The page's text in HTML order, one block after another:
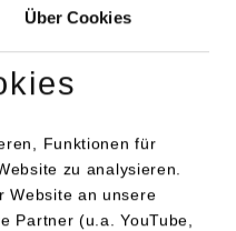
Über Cookies
Funktionen für
zu analysieren.
Website an unsere
Partner (u.a. YouTube,
Bemerkungen